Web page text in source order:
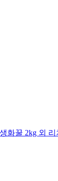
화꿀 2kg 외